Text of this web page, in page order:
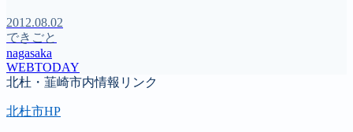
2012.08.02
できごと
nagasaka
WEBTODAY
北杜・韮崎市内情報リンク
北杜市HP